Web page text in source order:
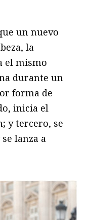
un nuevo
la
el mismo
durante un
forma de
inicia el
y tercero, se
lanza a